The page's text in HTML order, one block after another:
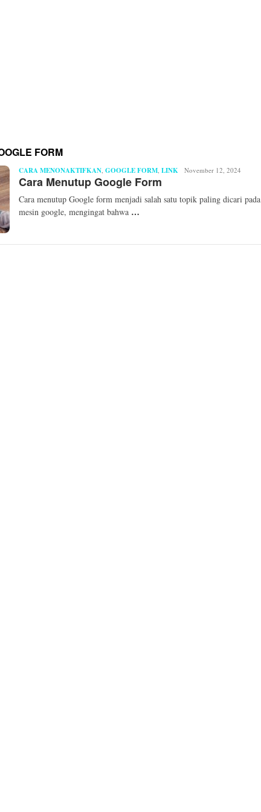
FORM
CARA MENONAKTIFKAN, GOOGLE FORM, LINK Andhika
November 12, 2024
Cara Menutup Google Form
Cara menutup Google form menjadi salah satu topik paling dicari pada
mesin google, mengingat bahwa …